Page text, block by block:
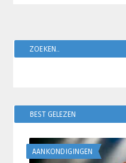
ZOEKEN..
BEST GELEZEN
AANKONDIGINGEN